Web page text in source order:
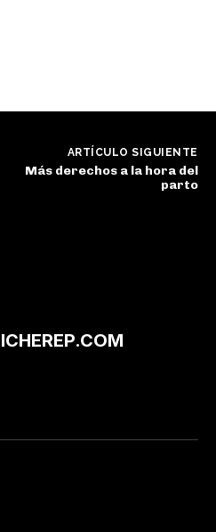
ARTÍCULO SIGUIENTE
Más derechos a la hora del
parto